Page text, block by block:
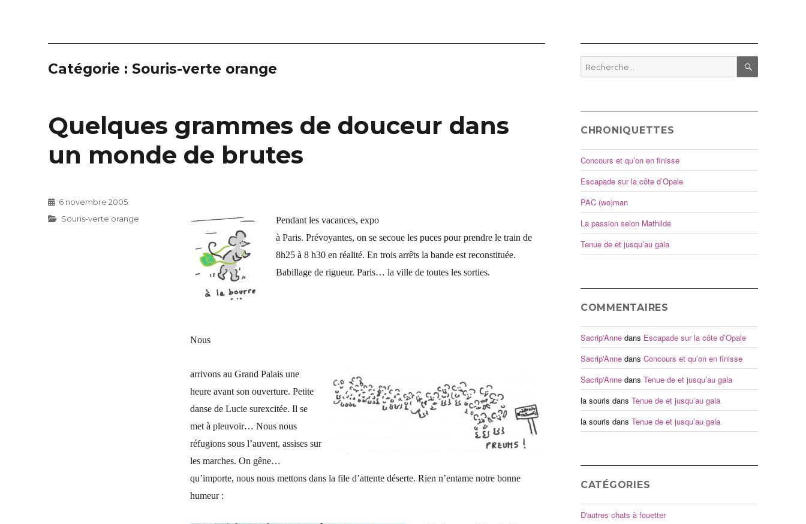
Catégorie : Souris-verte orange
Quelques grammes de douceur dans
un monde de brutes
Pendant les vacances, expo
à Paris. Prévoyantes, on se secoue les puces pour prendre le train de
8h25 à 8 h30 en réalité. En trois arrêts la bande est reconstituée.
Babillage de rigueur. Paris… la ville de toutes les sorties.
Nous
arrivons au Grand Palais une
heure avant son ouverture. Petite
danse de Lucie surexcitée. Il se
met à pleuvoir… Nous nous
réfugions sous l’auvent, assises sur
les marches. On gêne…
qu’importe, nous nous mettons dans la file d’attente déserte. Rien n’entame notre bonne
humeur :
Publié
6 novembre 2005
Catégories
Souris-verte orange
Recherche
pour
CHRONIQUETTES
Concours et qu’on en finisse
Escapade sur la côte d’Opale
PAC (wo)man
La passion selon Mathilde
Tenue de et jusqu’au gala
COMMENTAIRES
Sacrip'Annedans Escapade sur la côte d’Opale
Sacrip'Annedans Concours et qu’on en finisse
Sacrip'Annedans Tenue de et jusqu’au gala
la souris dans Tenue de et jusqu’au gala
la souris dans Tenue de et jusqu’au gala
CATÉGORIES
D'autres chats à fouetter